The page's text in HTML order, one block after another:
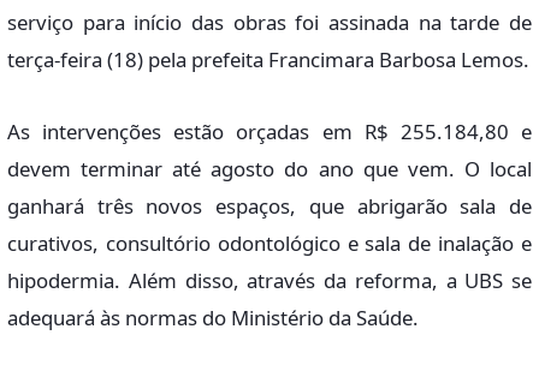
serviço para início das obras foi assinada na tarde de
terça-feira (18) pela prefeita Francimara Barbosa Lemos.
As intervenções estão orçadas em R$ 255.184,80 e
devem terminar até agosto do ano que vem. O local
ganhará três novos espaços, que abrigarão sala de
curativos, consultório odontológico e sala de inalação e
hipodermia. Além disso, através da reforma, a UBS se
adequará às normas do Ministério da Saúde.